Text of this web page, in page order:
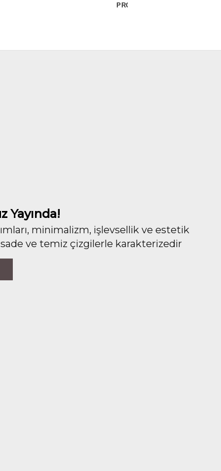
PROJELERİ
Yayında!
minimalizm, işlevsellik ve estetik
ve temiz çizgilerle karakterizedir